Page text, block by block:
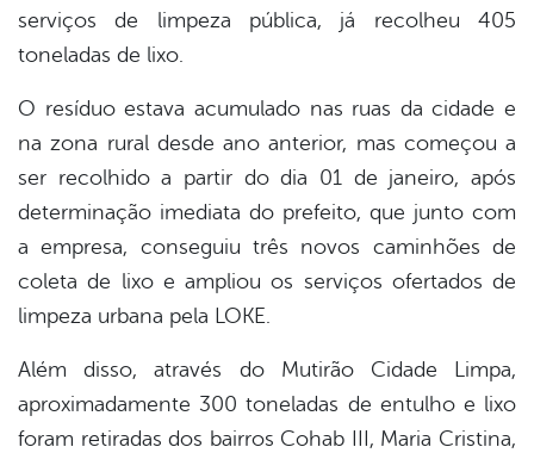
serviços de limpeza pública, já recolheu 405
toneladas de lixo.
O resíduo estava acumulado nas ruas da cidade e
na zona rural desde ano anterior, mas começou a
ser recolhido a partir do dia 01 de janeiro, após
determinação imediata do prefeito, que junto com
a empresa, conseguiu três novos caminhões de
coleta de lixo e ampliou os serviços ofertados de
limpeza urbana pela LOKE.
Além disso, através do Mutirão Cidade Limpa,
aproximadamente 300 toneladas de entulho e lixo
foram retiradas dos bairros Cohab III, Maria Cristina,